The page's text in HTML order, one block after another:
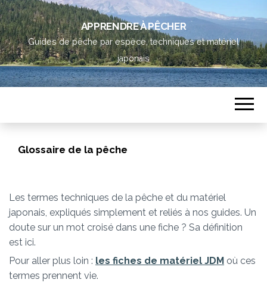
APPRENDRE À PÊCHER
Guides de pêche par espèce, techniques et matériel
japonais
Glossaire de la pêche
Les termes techniques de la pêche et du matériel
japonais, expliqués simplement et reliés à nos guides. Un
doute sur un mot croisé dans une fiche ? Sa définition
est ici.
Pour aller plus loin : les fiches de matériel JDM où ces
termes prennent vie.